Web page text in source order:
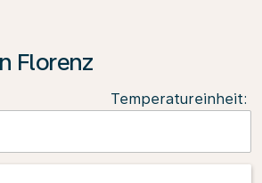
Florenz
Temperatureinheit: